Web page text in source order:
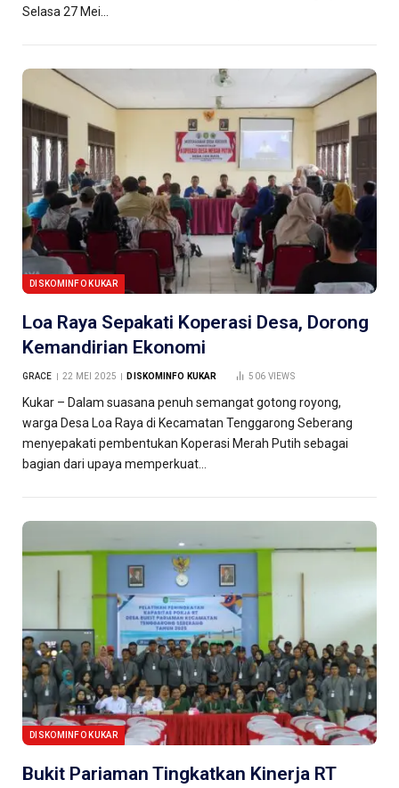
Selasa 27 Mei…
DISKOMINFO KUKAR
Loa Raya Sepakati Koperasi Desa, Dorong
Kemandirian Ekonomi
GRACE 22 MEI 2025 DISKOMINFO KUKAR 506 VIEWS
Kukar – Dalam suasana penuh semangat gotong royong,
warga Desa Loa Raya di Kecamatan Tenggarong Seberang
menyepakati pembentukan Koperasi Merah Putih sebagai
bagian dari upaya memperkuat…
DISKOMINFO KUKAR
Bukit Pariaman Tingkatkan Kinerja RT